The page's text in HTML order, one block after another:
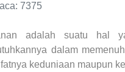
7375
adalah suatu hal
dalam
keduniaan maupun